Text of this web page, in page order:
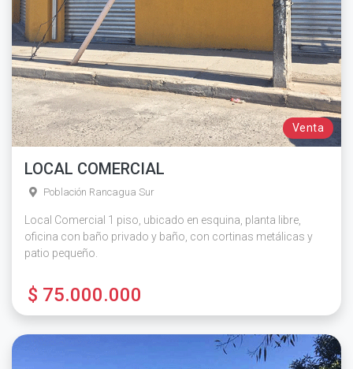
Venta
LOCAL COMERCIAL
Población Rancagua Sur
Local Comercial 1 piso, ubicado en esquina, planta libre,
oficina con baño privado y baño, con cortinas metálicas y
patio pequeño.
$ 75.000.000